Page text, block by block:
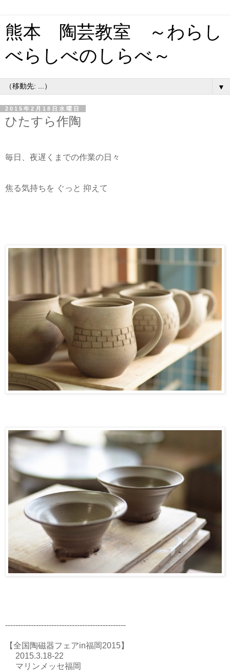
熊本 陶芸教室 ～わらし
べらしべのしらべ～
▼
2015年2月18日水曜日
ひたすら作陶
毎日、夜遅くまでの作業の日々
焦る気持ちを ぐっと 抑えて
-----------------------------------------------
【全国陶磁器フェアin福岡2015】
2015.3.18-22
マリンメッセ福岡